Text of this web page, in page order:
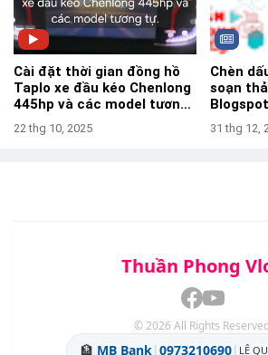
Cài đặt thời gian đồng hồ
Taplo xe đầu kéo Chenlong
445hp và các model tương
tự- TPVlog
22 thg 10, 2025
Chèn
soạn
31 thg 12,
Thuần Phong
©2026 All Rights
🏦 MB Bank| 0973210690| LÊ